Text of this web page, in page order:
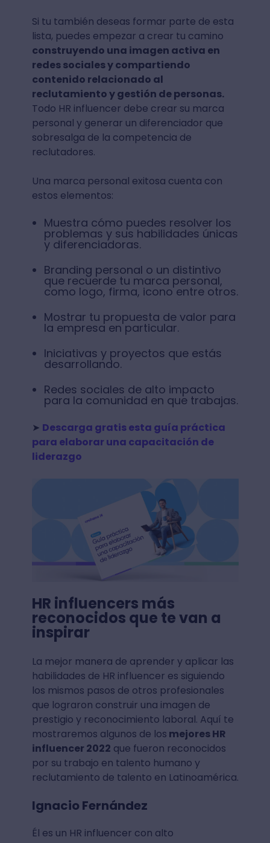
Si tu también deseas formar parte de esta
lista, puedes empezar a crear tu camino
construyendo una imagen activa en
redes sociales y compartiendo
contenido relacionado al
reclutamiento y gestión de personas.
Todo HR influencer debe crear su marca
personal y generar un diferenciador que
sobresalga de la competencia de
reclutadores.
Una marca personal exitosa cuenta con
estos elementos:
Muestra cómo puedes resolver los
problemas y sus habilidades únicas
y diferenciadoras.
Branding personal o un distintivo
que recuerde tu marca personal,
como logo, firma, icono entre otros.
Mostrar tu propuesta de valor para
la empresa en particular.
Iniciativas y proyectos que estás
desarrollando.
Redes sociales de alto impacto
para la comunidad en que trabajas.
➤ Descarga gratis esta guía práctica
para elaborar una capacitación de
liderazgo
HR influencers más
reconocidos que te van a
inspirar
La mejor manera de aprender y aplicar las
habilidades de HR influencer es siguiendo
los mismos pasos de otros profesionales
que lograron construir una imagen de
prestigio y reconocimiento laboral. Aquí te
mostraremos algunos de los mejores HR
influencer 2022 que fueron reconocidos
por su trabajo en talento humano y
reclutamiento de talento en Latinoamérica.
Ignacio Fernández
Él es un HR influencer con alto